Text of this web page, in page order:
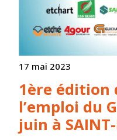
17 mai 2023
1ère édition
l’emploi du
juin à